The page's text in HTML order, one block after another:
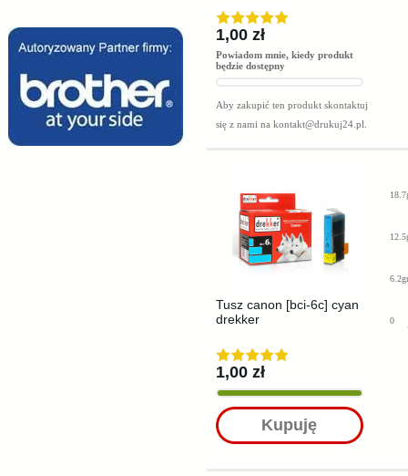
1,00 zł
Powiadom mnie, kiedy produkt
będzie dostępny
Aby zakupić ten produkt skontaktuj
się z nami na kontakt@drukuj24.pl
Tusz canon [bci-6c] cyan
drekker
1,00 zł
Kupuję
6.2gr
0